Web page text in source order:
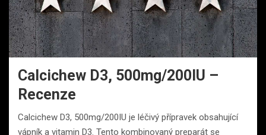
Calcichew D3, 500mg/200IU –
Recenze
Calcichew D3, 500mg/200IU je léčivý přípravek obsahující
vápník a vitamin D3. Tento kombinovaný preparát se